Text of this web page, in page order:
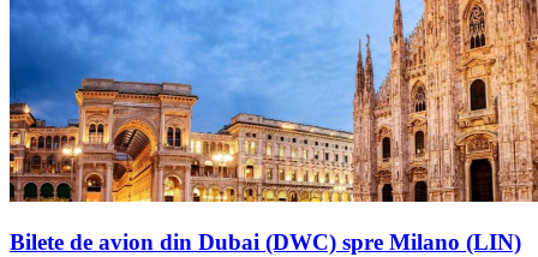
Bilete de avion din Dubai (DWC) spre Milano (LIN)